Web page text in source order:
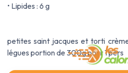
• Lipides : 6 g
petites saint jacques et torti
légues portion de 300g pour 1 pers